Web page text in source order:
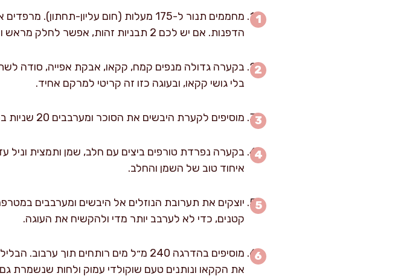
הדפנות. אם יש לכם 2 תבניות זהות, אפשר לחלק מראש ולאפות בו-זמנית, אבל גם תבנית אחת עובדת מצוין.
בקערה גדולה מנפים קמח, קקאו, אבקת אפייה, סודה
בלי גושי קקאו, ובעוגה כזו זה קריטי למרקם אחיד.
מוסיפים לקערת היבשים את הסוכר ומערבבים 20 שניות במטרפה ידנית, רק כדי לפזר הכל באופן שווה.
בקערה נפרדת טורפים ביצים עם חלב, שמן ותמצית וניל
איחוד טוב של השמן והחלב.
יוצקים את תערובת הנוזלים אל היבשים ומערבבים
קטנים, כדי לא לערבב יותר מדי ולהקשיח את העוגה.
מוסיפים בהדרגה 240 מ״ל מים רותחים
את הקקאו ונותנים טעם שוקולדי עמוק ולחות שנשמרת